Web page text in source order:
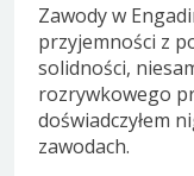
Zawody w
przyjemności z
solidności,
rozrywkowego
doświadczyłem
zawodach.